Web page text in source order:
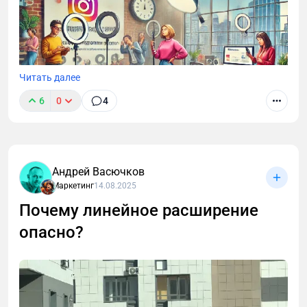
Минэкономразвития России и Ассоциации «Мой
на тему использования социальных сетей и
мессенджеров в продвижении малого и среднего
бизнеса.
Читать далее
6 0 4
Андрей Васючков
Маркетинг14.08.2025
Почему линейное расширение
опасно?